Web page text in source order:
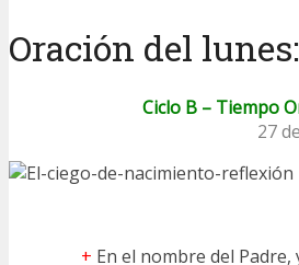
Oración del
Ciclo B – Tiempo
27
+ En el nombre del Padre,